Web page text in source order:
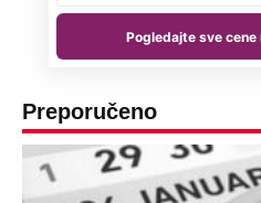
Preporučeno